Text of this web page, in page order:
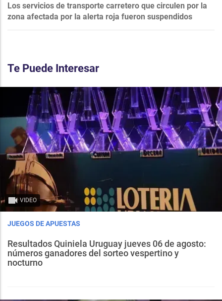
Los servicios de transporte carretero que circulen por la
zona afectada por la alerta roja fueron suspendidos
Te Puede Interesar
VIDEO
JUEGOS DE APUESTAS
Resultados Quiniela Uruguay jueves 06 de agosto:
números ganadores del sorteo vespertino y
nocturno